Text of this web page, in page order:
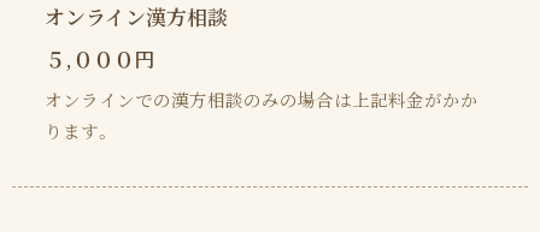
オンライン漢方相談
５,０００円
オンラインでの漢方相談のみの場合は上記料金がかか
ります。